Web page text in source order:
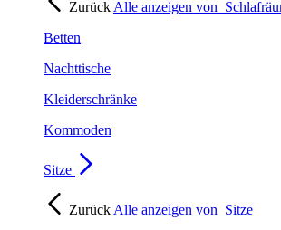
Zurück Alle anzeigen von
Betten
Nachttische
Kleiderschränke
Kommoden
Sitze
Zurück Alle anzeigen von Sitze